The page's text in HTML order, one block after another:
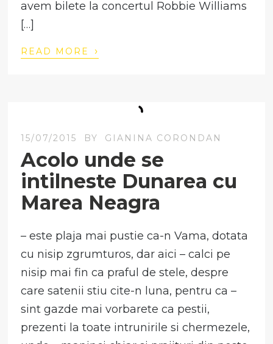
avem bilete la concertul Robbie Williams
[…]
READ MORE ›
15/07/2015 BY GIANINA CORONDAN
Acolo unde se
intilneste Dunarea cu
Marea Neagra
– este plaja mai pustie ca-n Vama, dotata
cu nisip zgrumturos, dar aici – calci pe
nisip mai fin ca praful de stele, despre
care satenii stiu cite-n luna, pentru ca –
sint gazde mai vorbarete ca pestii,
prezenti la toate intrunirile si chermezele,